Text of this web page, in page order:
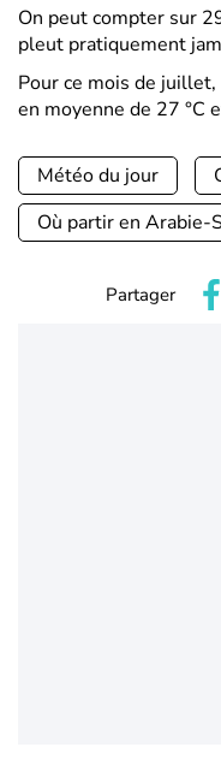
On peut compter sur
pleut pratiquement
Pour ce mois de
en moyenne de 27 °C
Météo du jour
Où partir en Arabie-
Partager